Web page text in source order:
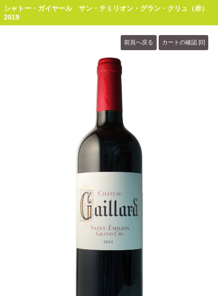
シャトー・ガイヤール サン・テミリオン・グラン・クリュ（赤）
2019